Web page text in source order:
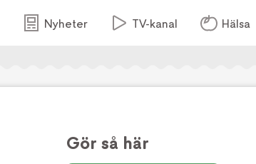
Nyheter TV-kanal Hälsa
Gör så här